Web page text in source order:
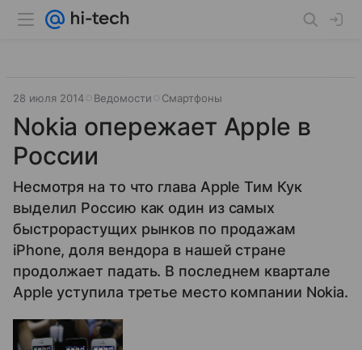
28 июля 2014 Ведомости Смартфоны
Nokia опережает Apple в
России
Несмотря на то что глава Apple Тим Кук
выделил Россию как один из самых
быстрорастущих рынков по продажам
iPhone, доля вендора в нашей стране
продолжает падать. В последнем квартале
Apple уступила третье место компании Nokia.